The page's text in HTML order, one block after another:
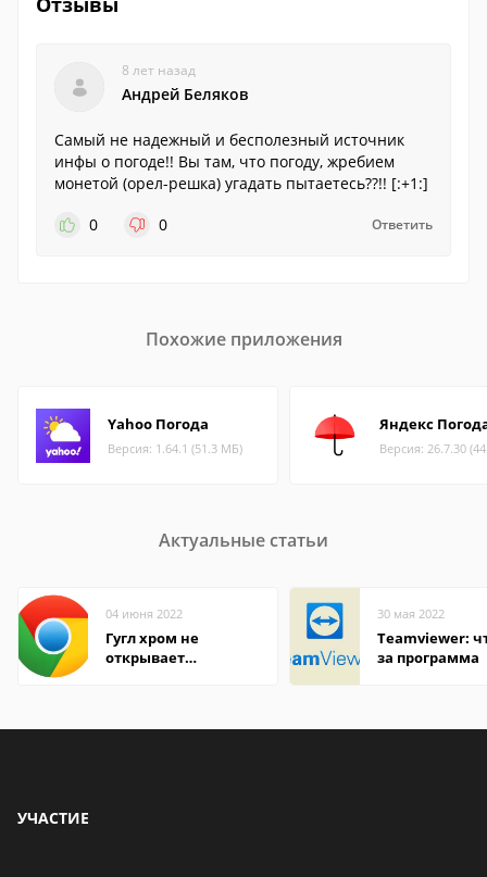
8 лет назад
Андрей Беляков
Самый не надежный и бесполезный источник
инфы о погоде!! Вы там, что погоду, жребием
монетой (орел-решка) угадать пытаетесь??!! [:+1:]
0
0 Ответить
Похожие приложения
Yahoo Погода
Версия: 1.64.1 (51.3 МБ)
Яндекс
Версия: 26.7.30
Актуальные статьи
04 июня 2022
Гугл хром не
открывает
30 мая 2022
Teamviewer:
за программа
УЧАСТИЕ